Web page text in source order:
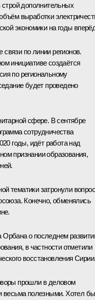
дополнительных
выработки
экономики на годы
по линии регионов.
инициативе создаётся
по региональному
будет проведено
сфере. В сентябре
сотрудничества
годы, идёт работа над
признании образования,
тематики затронули
Конечно, обменялись
о последнем
в частности отметили
восстановления
прошли в деловом
весьма полезными. Хотел бы